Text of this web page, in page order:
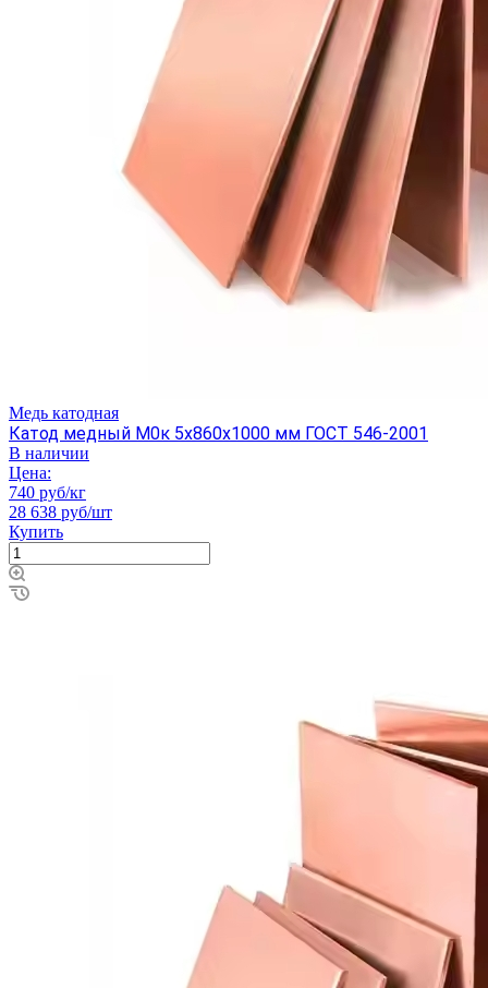
Медь катодная
Катод медный М0к 5х860х1000 мм ГОСТ 546-2001
В наличии
Цена:
740 руб/кг
28 638 руб/шт
Купить